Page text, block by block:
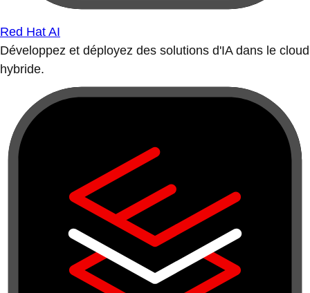
Red Hat AI
Développez et déployez des solutions d'IA dans le cloud
hybride.